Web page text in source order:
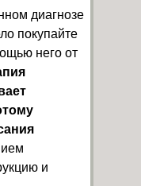
диагнозе
покупайте
него от
и